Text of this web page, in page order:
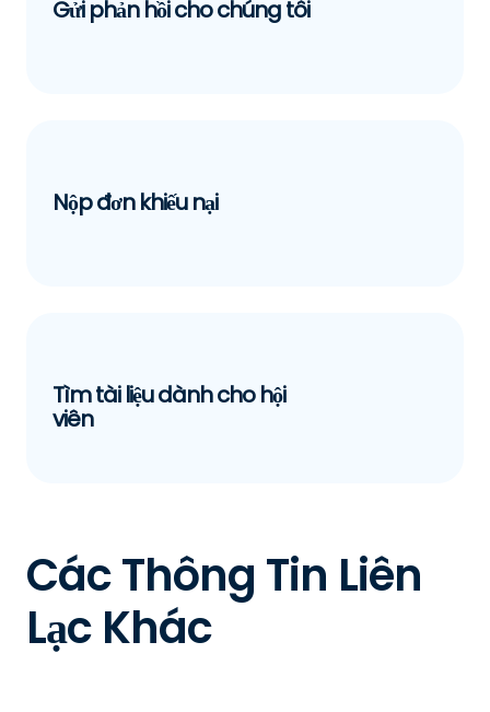
Gửi phản hồi cho chúng tôi
Nộp đơn khiếu nại
Tìm tài liệu dành cho hội
viên
Các Thông Tin Liên
Lạc Khác